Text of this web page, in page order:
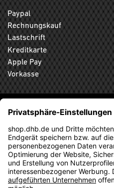
Paypal
Rechnungskauf
Lastschrift
Kreditkarte
Apple Pay
Vorkasse
ABONNIEREN SIE DEN
NEWSLETTER UND
AKTION MEHR.